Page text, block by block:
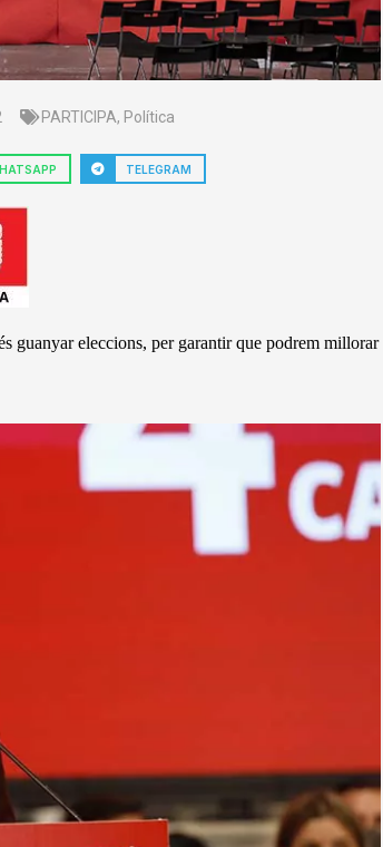
PARTICIPA, Política
TELEGRAM
s guanyar eleccions, per garantir que podrem millorar